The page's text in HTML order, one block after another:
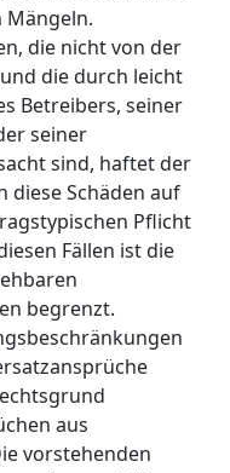
Mängeln.
die nicht von der
die durch leicht
Betreibers, seiner
seiner
sind, haftet der
diese Schäden auf
Pflicht
Fällen ist die
begrenzt.
aus
vorstehenden